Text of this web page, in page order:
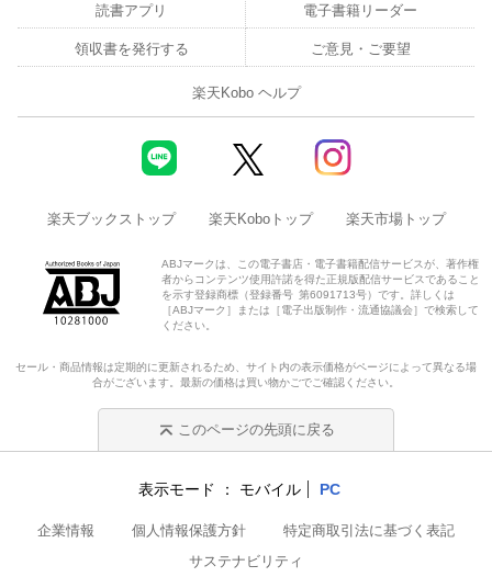
読書アプリ 電子書籍リーダー
領収書を発行する ご意見・ご要望
楽天Kobo ヘルプ
楽天ブックストップ 楽天Koboトップ 楽天市場トップ
ABJマークは、この電子書店・電子書籍配信サービスが、著作権
者からコンテンツ使用許諾を得た正規版配信サービスであること
を示す登録商標（登録番号 第6091713号）です。詳しくは
［ABJマーク］または［電子出版制作・流通協議会］で検索して
ください。
セール・商品情報は定期的に更新されるため、サイト内の表示価格がページによって異なる場
合がございます。最新の価格は買い物かごでご確認ください。
このページの先頭に戻る
表示モード モバイル PC
企業情報 個人情報保護方針
特定商取引法に基づく表記
サステナビリティ